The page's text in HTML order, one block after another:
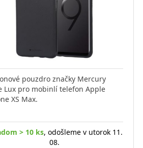
pouzdro značky Mercury
Lux pro mobinlí telefon Apple
XS Max.
> 10 ks, odošleme v utorok 11.
08.